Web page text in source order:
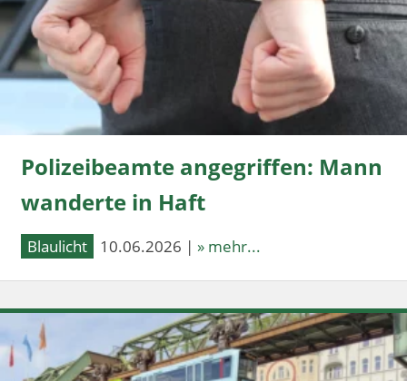
Polizeibeamte angegriffen: Mann
wanderte in Haft
Blaulicht 10.06.2026 | » mehr...